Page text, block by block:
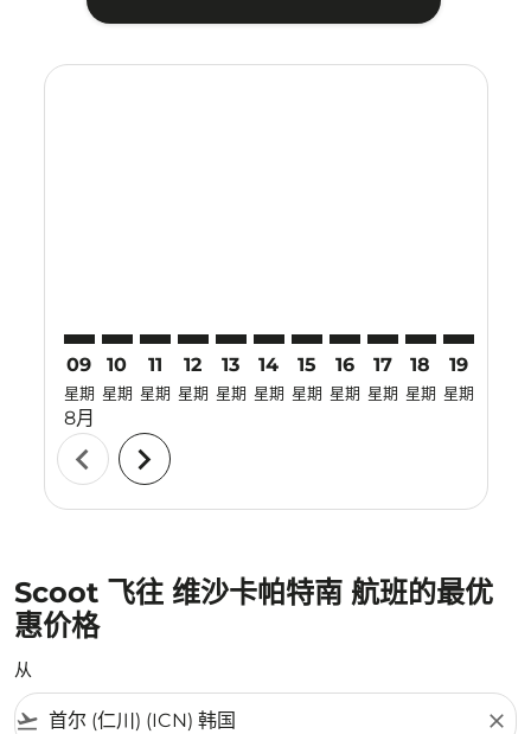
09
星期
8月
10
星期
11
星期
12
星期
13
星期
14
星期
15
星期
16
星期
17
星期
18
星期
19
星期
chevron_left chevron_right
Scoot 飞往 维沙卡帕特南 航班的最优
惠价格
从
flight_takeoff close